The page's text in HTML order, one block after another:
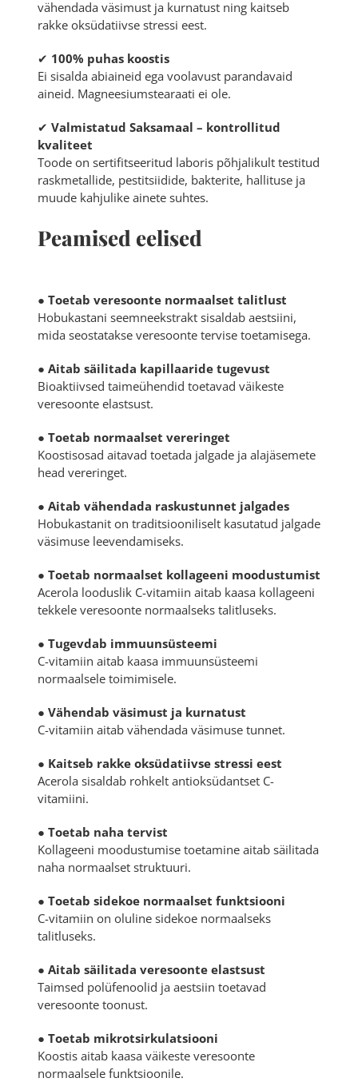
vähendada väsimust ja kurnatust ning kaitseb
rakke oksüdatiivse stressi eest.
✔ 100% puhas koostis
Ei sisalda abiaineid ega voolavust parandavaid
aineid. Magneesiumstearaati ei ole.
✔ Valmistatud Saksamaal – kontrollitud
kvaliteet
Toode on sertifitseeritud laboris põhjalikult testitud
raskmetallide, pestitsiidide, bakterite, hallituse ja
muude kahjulike ainete suhtes.
Peamised eelised
● Toetab veresoonte normaalset talitlust
Hobukastani seemneekstrakt sisaldab aestsiini,
mida seostatakse veresoonte tervise toetamisega.
● Aitab säilitada kapillaaride tugevust
Bioaktiivsed taimeühendid toetavad väikeste
veresoonte elastsust.
● Toetab normaalset vereringet
Koostisosad aitavad toetada jalgade ja alajäsemete
head vereringet.
● Aitab vähendada raskustunnet jalgades
Hobukastanit on traditsiooniliselt kasutatud jalgade
väsimuse leevendamiseks.
● Toetab normaalset kollageeni moodustumist
Acerola looduslik C-vitamiin aitab kaasa kollageeni
tekkele veresoonte normaalseks talitluseks.
● Tugevdab immuunsüsteemi
C-vitamiin aitab kaasa immuunsüsteemi
normaalsele toimimisele.
● Vähendab väsimust ja kurnatust
C-vitamiin aitab vähendada väsimuse tunnet.
● Kaitseb rakke oksüdatiivse stressi eest
Acerola sisaldab rohkelt antioksüdantset C-
vitamiini.
● Toetab naha tervist
Kollageeni moodustumise toetamine aitab säilitada
naha normaalset struktuuri.
● Toetab sidekoe normaalset funktsiooni
C-vitamiin on oluline sidekoe normaalseks
talitluseks.
● Aitab säilitada veresoonte elastsust
Taimsed polüfenoolid ja aestsiin toetavad
veresoonte toonust.
● Toetab mikrotsirkulatsiooni
Koostis aitab kaasa väikeste veresoonte
normaalsele funktsioonile.